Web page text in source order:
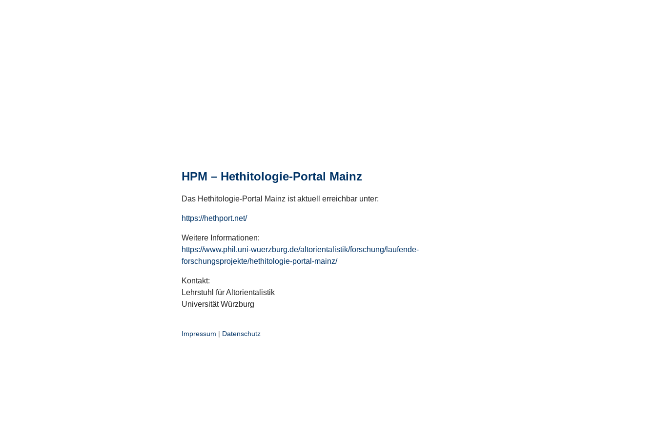
HPM – Hethitologie-Portal Mainz
Das Hethitologie-Portal Mainz ist aktuell erreichbar unter:
https://hethport.net/
Weitere Informationen:
https://www.phil.uni-wuerzburg.de/altorientalistik/forschung/laufende-
forschungsprojekte/hethitologie-portal-mainz/
Kontakt:
Lehrstuhl für Altorientalistik
Universität Würzburg
Impressum | Datenschutz